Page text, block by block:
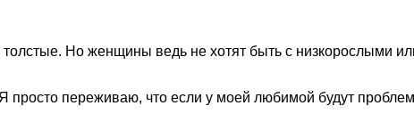
Но женщины ведь не хотят быть с низкорослыми
просто переживаю, что если у моей любимой будут